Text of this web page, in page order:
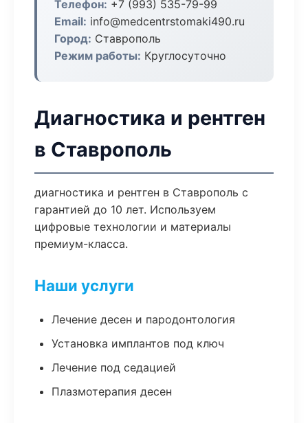
Телефон: +7 (993) 535-79-99
Email: info@medcentrstomaki490.ru
Город: Ставрополь
Режим работы: Круглосуточно
Диагностика и рентген
в Ставрополь
диагностика и рентген в Ставрополь с
гарантией до 10 лет. Используем
цифровые технологии и материалы
премиум-класса.
Наши услуги
Лечение десен и пародонтология
Установка имплантов под ключ
Лечение под седацией
Плазмотерапия десен